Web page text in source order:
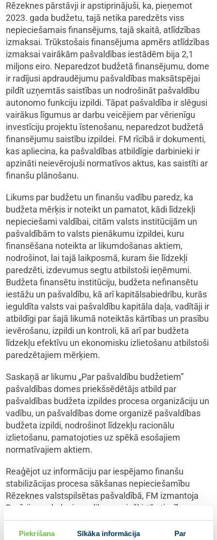
Piekrišana Sīkāka informācija Par
Rēzeknes pārstāvji ir apstiprinājuši, ka, pieņemot
2023. gada budžetu, tajā netika paredzēts viss
nepieciešamais finansējums, tajā skaitā, atlīdzības
izmaksai. Trūkstošais finansējuma apmērs atlīdzības
izmaksai vairākām pašvaldības iestādēm bija 2,1
miljons eiro. Neparedzot budžetā finansējumu, dome
ir radījusi apdraudējumu pašvaldības maksātspējai
pildīt uzņemtās saistības un nodrošināt pašvaldību
autonomo funkciju izpildi. Tāpat pašvaldība ir slēgusi
vairākus līgumus ar darbu veicējiem par vērienīgu
investīciju projektu īstenošanu, neparedzot budžetā
finansējumu saistību izpildei. FM rīcībā ir dokumenti,
kas apliecina, ka pašvaldības atbildīgie darbinieki ir
apzināti neievērojuši normatīvos aktus, kas saistīti ar
finanšu plānošanu.
Likums par budžetu un finanšu vadību paredz, ka
budžeta mērķis ir noteikt un pamatot, kādi līdzekļi
nepieciešami valdībai, citām valsts institūcijām un
pašvaldībām to valsts pienākumu izpildei, kuru
finansēšana noteikta ar likumdošanas aktiem,
nodrošinot, lai tajā laikposmā, kuram šie līdzekļi
paredzēti, izdevumus segtu atbilstoši ieņēmumi.
Budžeta finansētu institūciju, budžeta nefinansētu
iestāžu un pašvaldību, kā arī kapitālsabiedrību, kurās
ieguldīta valsts vai pašvaldību kapitāla daļa, vadītāji ir
atbildīgi par šajā likumā noteiktās kārtības un prasību
ievērošanu, izpildi un kontroli, kā arī par budžeta
līdzekļu efektīvu un ekonomisku izlietošanu atbilstoši
paredzētajiem mērķiem.
Saskaņā ar likumu „Par pašvaldību budžetiem”
pašvaldības domes priekšsēdētājs atbild par
pašvaldības budžeta izpildes procesa organizāciju un
vadību, un pašvaldības dome organizē pašvaldības
budžeta izpildi, nodrošinot līdzekļu racionālu
izlietošanu, pamatojoties uz spēkā esošajiem
normatīvajiem aktiem.
Reaģējot uz informāciju par iespējamo finanšu
stabilizācijas procesa sākšanas nepieciešamību
Rēzeknes valstspilsētas pašvaldībā, FM izmantoja
Revīzijas pakalpojuma likuma piešķirtās tiesības,
vēršoties Latvijas Zvērinātu revidentu asociācijā ar
lūgumu izvērtēt nepieciešamību veikt ārkārtas